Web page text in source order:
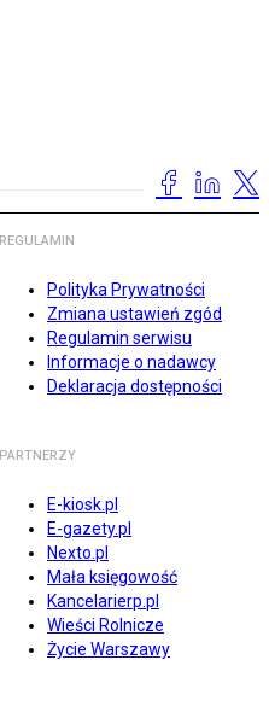
REGULAMIN
Polityka Prywatności
Zmiana ustawień zgód
Regulamin serwisu
Informacje o nadawcy
Deklaracja dostępności
PARTNERZY
E-kiosk.pl
E-gazety.pl
Nexto.pl
Mała księgowość
Kancelarierp.pl
Wieści Rolnicze
Życie Warszawy